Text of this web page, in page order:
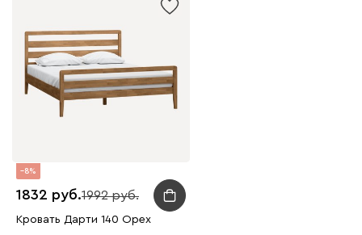
8
1832 1992
Кровать Дарти 140 Ореx